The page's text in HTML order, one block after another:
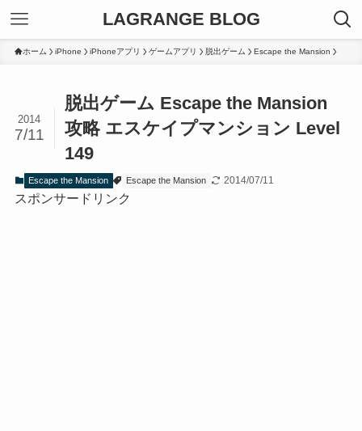
LAGRANGE BLOG
ホーム iPhone iPhoneアプリ ゲームアプリ 脱出ゲーム Escape the Mansion
脱出ゲーム Escape the Mansion
攻略 エスケイプマンション Level
149
2014
7/11
Escape the Mansion Escape the Mansion 2014/07/11
スポンサードリンク